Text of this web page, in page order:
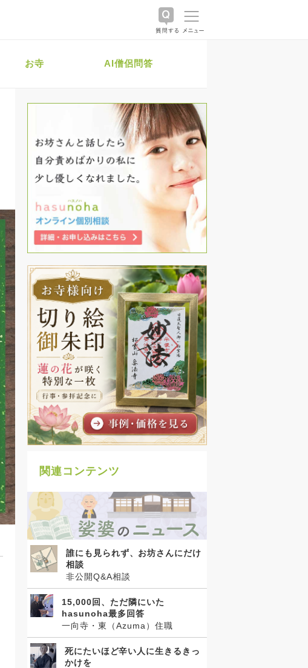
お寺 AI僧侶問答
関連コンテンツ
誰にも見られず、お坊さんにだけ
相談
非公開Q&A相談
15,000回、ただ隣にいた
hasunoha最多回答
一向寺・東（Azuma）住職
死にたいほど辛い人に生きるきっ
かけを